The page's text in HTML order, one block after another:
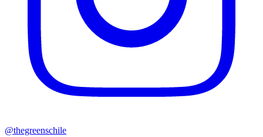
@thegreenschile